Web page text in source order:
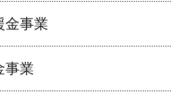
金事業
事業